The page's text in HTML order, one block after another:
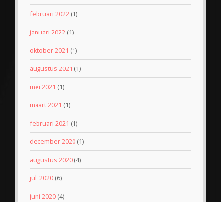
februari 2022 (1)
januari 2022 (1)
oktober 2021 (1)
augustus 2021 (1)
mei 2021 (1)
maart 2021 (1)
februari 2021 (1)
december 2020 (1)
augustus 2020 (4)
juli 2020 (6)
juni 2020 (4)